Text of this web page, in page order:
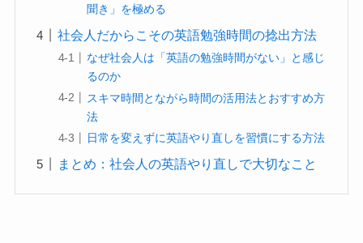
聞き」を極める
社会人だからこその英語勉強時間の捻出方法
なぜ社会人は「英語の勉強時間がない」と感じ
るのか
スキマ時間とながら時間の活用法とおすすめ方
法
日常を変えずに英語やり直しを習慣にする方法
まとめ：社会人の英語やり直しで大切なこと